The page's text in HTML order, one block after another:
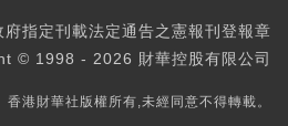
府指定刊載法定通告之憲報刊登報章
© 1998 - 2026 財華控股有限公司
香港財華社版權所有,未經同意不得轉載。